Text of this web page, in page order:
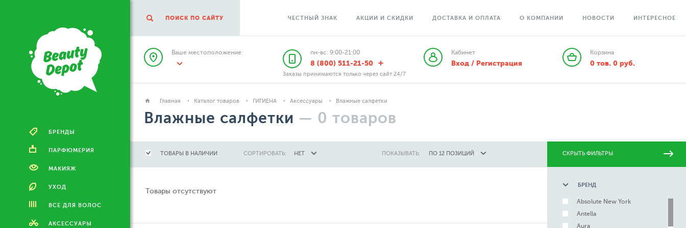
БРЕНДЫ
ПАРФЮМЕРИЯ
МАКИЯЖ
УХОД
ВСЕ ДЛЯ ВОЛОС
АКСЕССУАРЫ
ПОИСК ПО САЙТУ ЧЕСТНЫЙ ЗНАК АКЦИИ И СКИДКИ ДОСТАВКА И ОПЛАТА О КОМПАНИИ НОВОСТИ ИНТЕРЕСНОЕ
Ваше местоположение: пн-вс: 9:00-21:00
8 (800) 511-21-50
Заказы принимаются только через сайт 24/7
Кабинет
Вход / Регистрация
Корзина
0 тов. 0руб.
Главная Каталог товаров ГИГИЕНА Аксессуары Влажные салфетки
Влажные салфетки — 0 товаров
ТОВАРЫ В НАЛИЧИИ СОРТИРОВАТЬ: НЕТ ПОКАЗЫВАТЬ: ПО 12 ПОЗИЦИЙ СКРЫТЬ ФИЛЬТРЫ
Товары отсутствуют
БРЕНД
Absolute New York
Antella
Aura